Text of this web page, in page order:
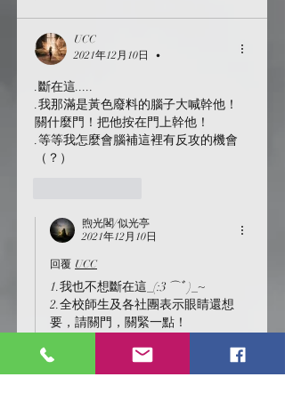
UCC
2021年12月10日
•
.斷在這.....
.我那滿是黃色廢料的腦子大喊幹他！
關什麼門！把他按在門上幹他！
.等等我怎麼會腦補這裡有反攻的機會
（？）
煦光閣/似光亭
2021年12月10日
回覆 UCC
1.我也不想斷在這_(:3 ⌒ﾞ)_~
2.全校師生及各社團表示眼睛還想
要，請關門，關緊一點！
[Antonio: (・∀・)?!]
3.暫時沒有(?!)